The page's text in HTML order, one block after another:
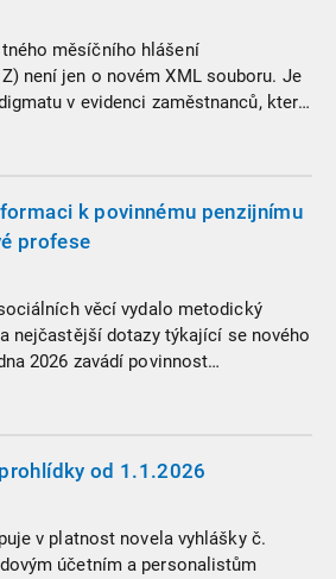
měsíčního hlášení
není jen o novém XML souboru. Je
v evidenci zaměstnanců, která
finanční úřady a úřady práce do
celku
k povinnému penzijnímu
profese
věcí vydalo metodický
nejčastější dotazy týkající se nového
2026 zavádí povinnost
na spoření na stáří zaměstnancům
od 1.1.2026
v platnost novela vyhlášky č.
účetním a personalistům